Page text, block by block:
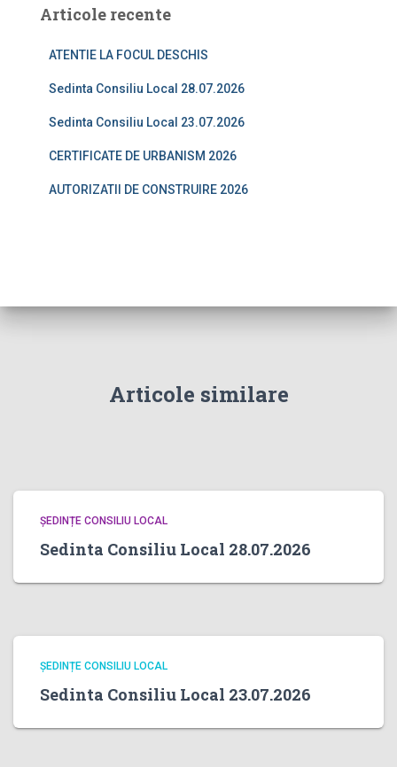
Articole recente
ATENTIE LA FOCUL DESCHIS
Sedinta Consiliu Local 28.07.2026
Sedinta Consiliu Local 23.07.2026
CERTIFICATE DE URBANISM 2026
AUTORIZATII DE CONSTRUIRE 2026
Articole similare
ȘEDINȚE CONSILIU LOCAL
Sedinta Consiliu Local 28.07.2026
ȘEDINȚE CONSILIU LOCAL
Sedinta Consiliu Local 23.07.2026